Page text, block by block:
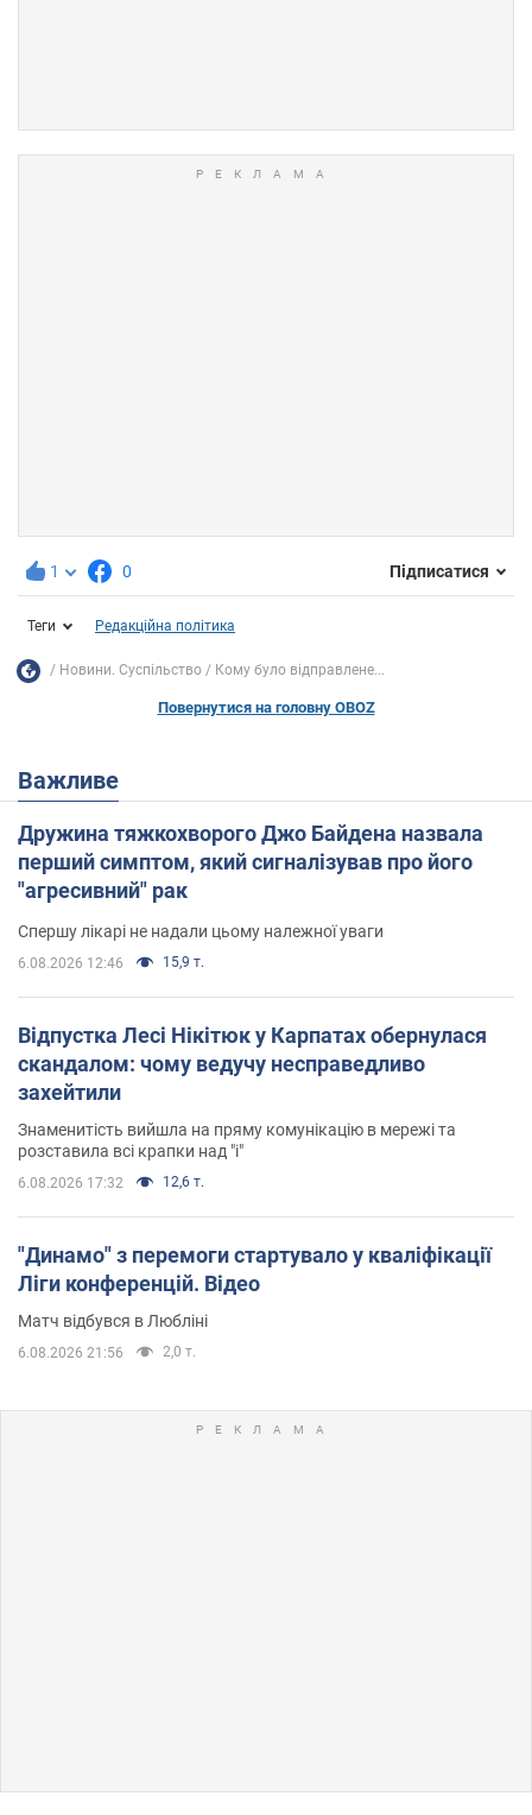
1 0 Підписатися
Теги Редакційна політика
Новини. Суспільство Кому було відправлене...
Повернутися на головну OBOZ
Важливе
Дружина тяжкохворого Джо Байдена назвала
перший симптом, який сигналізував про його
"агресивний" рак
Спершу лікарі не надали цьому належної уваги
6.08.2026 12:46 15,9 т.
Відпустка Лесі Нікітюк у Карпатах обернулася
скандалом: чому ведучу несправедливо
захейтили
Знаменитість вийшла на пряму комунікацію в мережі та
розставила всі крапки над "і"
6.08.2026 17:32 12,6 т.
"Динамо" з перемоги стартувало у кваліфікації
Ліги конференцій. Відео
Матч відбувся в Любліні
6.08.2026 21:56 2,0 т.